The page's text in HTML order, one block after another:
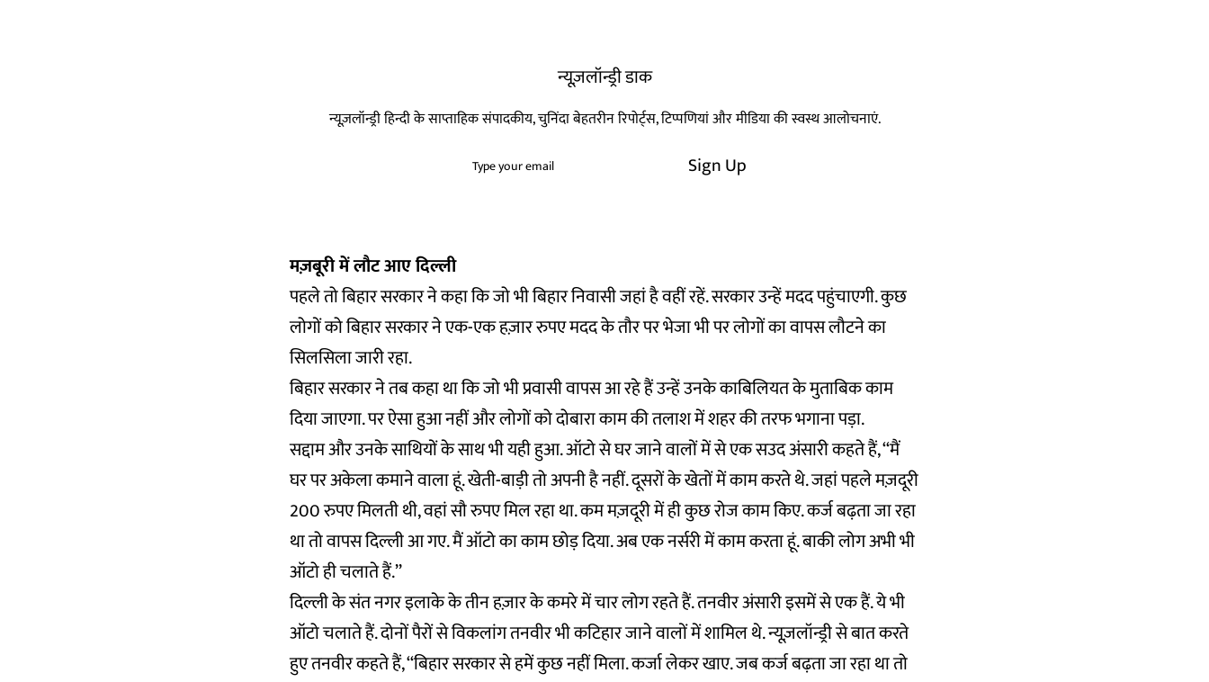
न्यूज़लॉन्ड्री डाक
न्यूज़लॉन्ड्री हिन्दी के साप्ताहिक संपादकीय, चुनिंदा बेहतरीन रिपोर्ट्स, टिप्पणियां और मीडिया की स्वस्थ आलोचनाएं.
Sign Up
मज़बूरी में लौट आए दिल्ली
पहले तो बिहार सरकार ने कहा कि जो भी बिहार निवासी जहां है वहीं रहें. सरकार उन्हें मदद पहुंचाएगी. कुछ
लोगों को बिहार सरकार ने एक-एक हज़ार रुपए मदद के तौर पर भेजा भी पर लोगों का वापस लौटने का
सिलसिला जारी रहा.
बिहार सरकार ने तब कहा था कि जो भी प्रवासी वापस आ रहे हैं उन्हें उनके काबिलियत के मुताबिक काम
दिया जाएगा. पर ऐसा हुआ नहीं और लोगों को दोबारा काम की तलाश में शहर की तरफ भगाना पड़ा.
सद्दाम और उनके साथियों के साथ भी यही हुआ. ऑटो से घर जाने वालों में से एक सउद अंसारी कहते हैं, ‘‘मैं
घर पर अकेला कमाने वाला हूं. खेती-बाड़ी तो अपनी है नहीं. दूसरों के खेतों में काम करते थे. जहां पहले मज़दूरी
200 रुपए मिलती थी, वहां सौ रुपए मिल रहा था. कम मज़दूरी में ही कुछ रोज काम किए. कर्ज बढ़ता जा रहा
था तो वापस दिल्ली आ गए. मैं ऑटो का काम छोड़ दिया. अब एक नर्सरी में काम करता हूं. बाकी लोग अभी भी
ऑटो ही चलाते हैं.’’
दिल्ली के संत नगर इलाके के तीन हज़ार के कमरे में चार लोग रहते हैं. तनवीर अंसारी इसमें से एक हैं. ये भी
ऑटो चलाते हैं. दोनों पैरों से विकलांग तनवीर भी कटिहार जाने वालों में शामिल थे. न्यूज़लॉन्ड्री से बात करते
हुए तनवीर कहते हैं, ‘‘बिहार सरकार से हमें कुछ नहीं मिला. कर्जा लेकर खाए. जब कर्ज बढ़ता जा रहा था तो